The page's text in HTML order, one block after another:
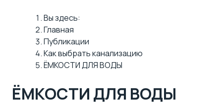
Вы здесь:
Главная
Публикации
Как выбрать канализацию
ЁМКОСТИ ДЛЯ ВОДЫ
ЁМКОСТИ ДЛЯ ВОДЫ